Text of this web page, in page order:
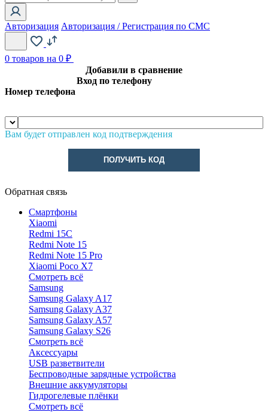
Авторизация Авторизация / Регистрация по СМС
0 товаров на 0 ₽
Добавили в сравнение
Вход по телефону
Номер телефона
Вам будет отправлен код подтверждения
ПОЛУЧИТЬ КОД
Обратная связь
Смартфоны
Xiaomi
Redmi 15C
Redmi Note 15
Redmi Note 15 Pro
Xiaomi Poco X7
Смотреть всё
Samsung
Samsung Galaxy A17
Samsung Galaxy A37
Samsung Galaxy A57
Samsung Galaxy S26
Смотреть всё
Аксессуары
USB разветвители
Беспроводные зарядные устройства
Внешние аккумуляторы
Гидрогелевые плёнки
Смотреть всё